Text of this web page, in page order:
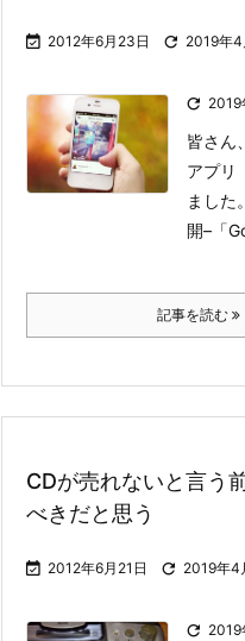
 2012年6月23日  2019年4
 2019
皆さん
アプリ
ました。
開–「
記事を読む
CDが売れないと言う
べきだと思う
 2012年6月21日  2019年4
 2019